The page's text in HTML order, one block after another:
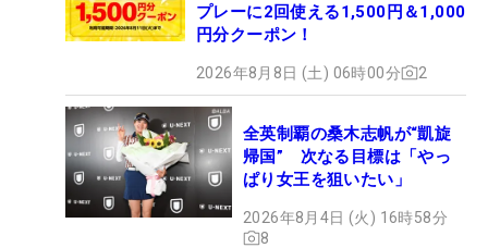
プレーに2回使える1,500円＆1,000
円分クーポン！
2026年8月8日 (土) 06時00分 2
全英制覇の桑木志帆が“凱旋
帰国” 次なる目標は「やっ
ぱり女王を狙いたい」
2026年8月4日 (火) 16時58分
8